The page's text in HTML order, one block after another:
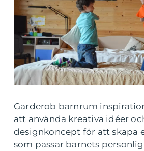
Garderob barnrum
att använda kreativa idéer
designkoncept för att skapa
som passar barnets